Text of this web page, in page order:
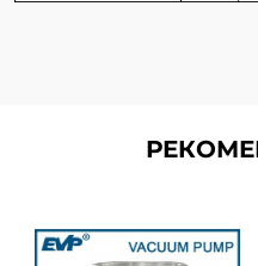
Турбомолекулярный насос
серии FB (гибрид) с
консистентной смазкой